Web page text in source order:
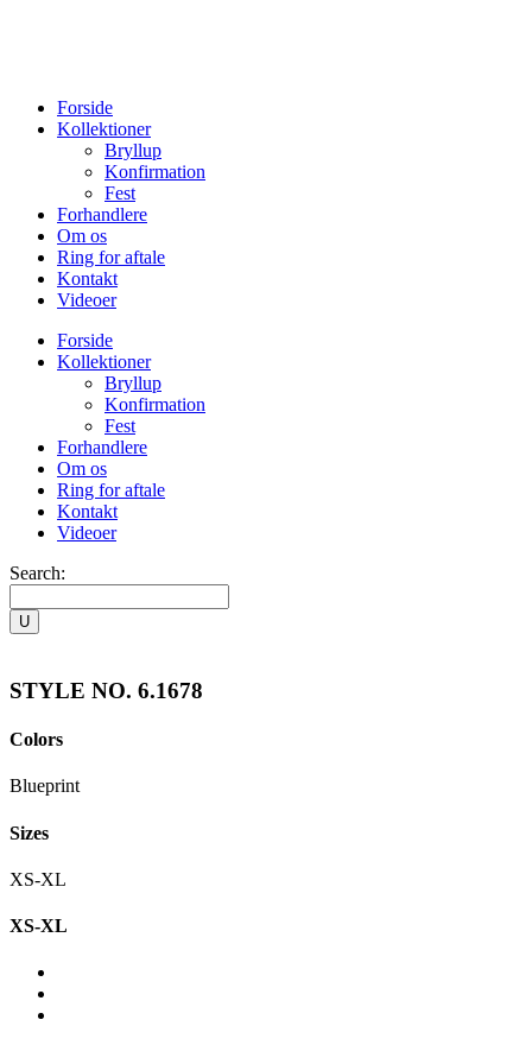
Forside
Kollektioner
Bryllup
Konfirmation
Fest
Forhandlere
Om os
Ring for aftale
Kontakt
Videoer
Forside
Kollektioner
Bryllup
Konfirmation
Fest
Forhandlere
Om os
Ring for aftale
Kontakt
Videoer
Search:
STYLE NO. 6.1678
Colors
Blueprint
Sizes
XS-XL
XS-XL